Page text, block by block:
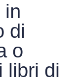
in
di
o
libri di